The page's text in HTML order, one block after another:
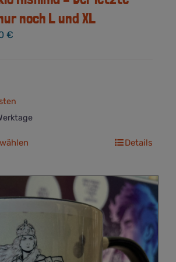
noch L und XL
€
mehrere
Varianten
Die
Optionen
können
Details